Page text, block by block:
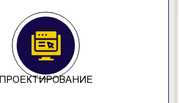
ПРОЕКТИРОВАНИЕ